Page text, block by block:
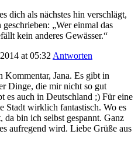
dich als nächstes hin verschlägt,
„Wer einmal das
kein anderes Gewässer.“
at 05:32 Antworten
Kommentar, Jana. Es gibt in
Dinge, die mir nicht so gut
es auch in Deutschland ;) Für eine
Stadt wirklich fantastisch. Wo es
da bin ich selbst gespannt. Ganz
aufregend wird. Liebe Grüße aus